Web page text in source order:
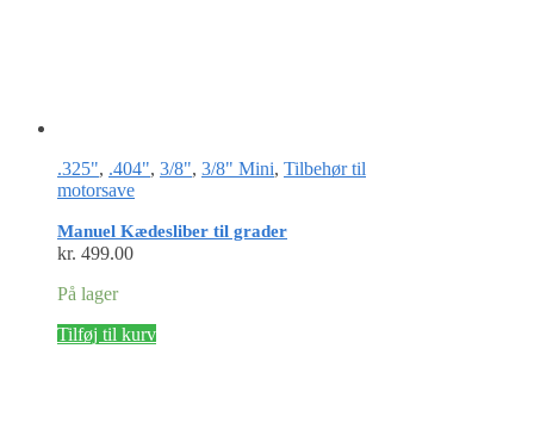
.325", .404", 3/8", 3/8" Mini, Tilbehør til
motorsave
Manuel Kædesliber til grader
kr. 499.00
På lager
Tilføj til kurv